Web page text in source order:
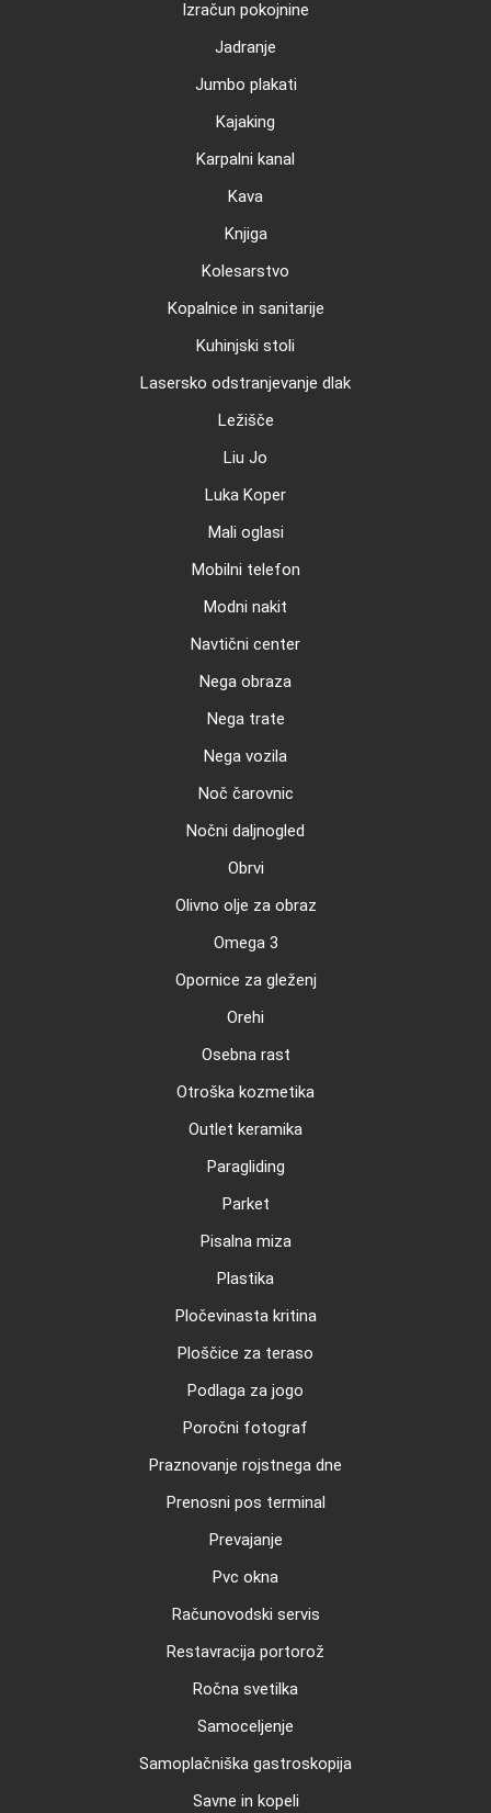
Izračun pokojnine
Jadranje
Jumbo plakati
Kajaking
Karpalni kanal
Kava
Knjiga
Kolesarstvo
Kopalnice in sanitarije
Kuhinjski stoli
Lasersko odstranjevanje dlak
Ležišče
Liu Jo
Luka Koper
Mali oglasi
Mobilni telefon
Modni nakit
Navtični center
Nega obraza
Nega trate
Nega vozila
Noč čarovnic
Nočni daljnogled
Obrvi
Olivno olje za obraz
Omega 3
Opornice za gleženj
Orehi
Osebna rast
Otroška kozmetika
Outlet keramika
Paragliding
Parket
Pisalna miza
Plastika
Pločevinasta kritina
Ploščice za teraso
Podlaga za jogo
Poročni fotograf
Praznovanje rojstnega dne
Prenosni pos terminal
Prevajanje
Pvc okna
Računovodski servis
Restavracija portorož
Ročna svetilka
Samoceljenje
Samoplačniška gastroskopija
Savne in kopeli